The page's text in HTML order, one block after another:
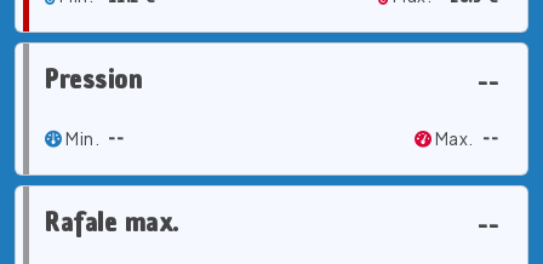
Pression --
Min. -- Max. --
Rafale max. --